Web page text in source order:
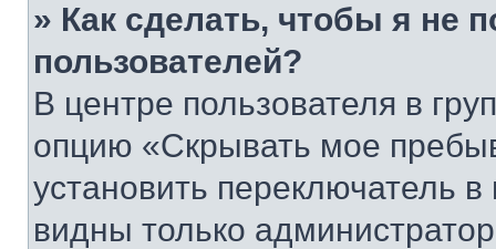
» Как сделать, чтобы я не
пользователей?
В центре пользователя в
опцию «Скрывать мое
установить переключатель
видны только